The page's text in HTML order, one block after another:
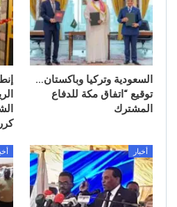
السعودية وتركيا وباكستان…
توقيع “اتفاق مكة للدفاع
المشترك
أخبار